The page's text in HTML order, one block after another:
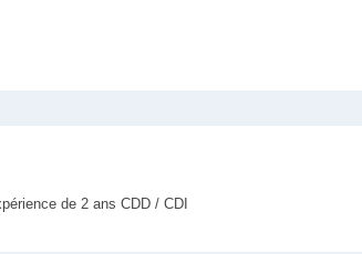
de 2 ans CDD / CDI